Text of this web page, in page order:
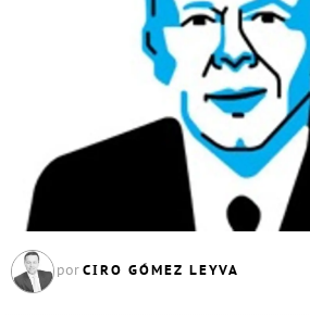
por CIRO GÓMEZ LEYVA